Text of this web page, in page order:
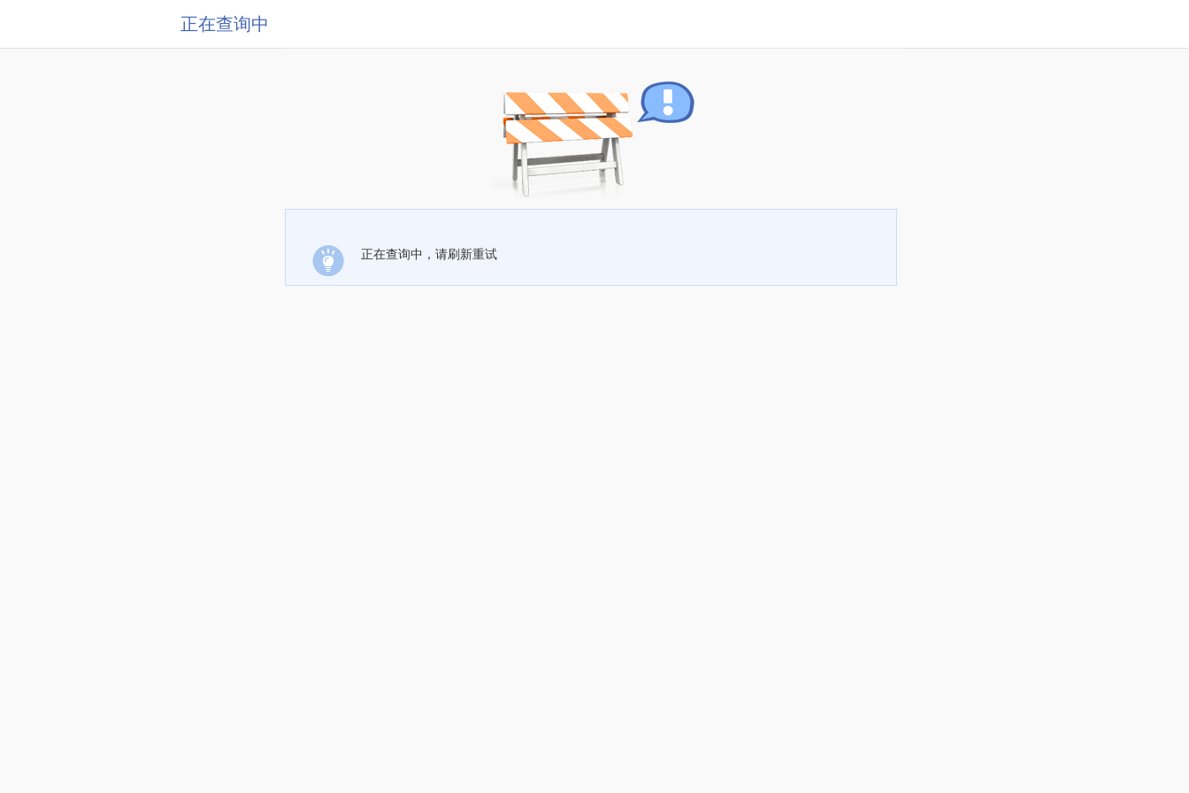
正在查询中
正在查询中，请刷新重试